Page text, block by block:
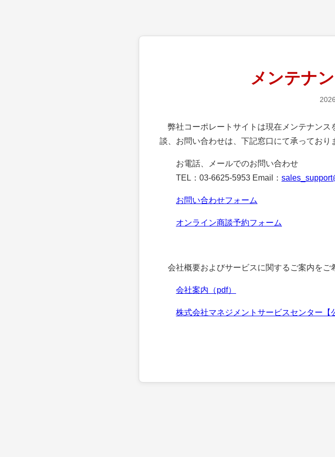
メンテナ
弊社コーポレートサイトは現在メンテナンス
談、お問い合わせは、下記窓口にて承っており
お電話、メールでのお問い合わせ
TEL：03-6625-5953 Email：
お問い合わせフォーム
オンライン商談予約フォーム
会社概要およびサービスに関するご案内をご
会社案内（pdf）
株式会社マネジメントサービスセンター【